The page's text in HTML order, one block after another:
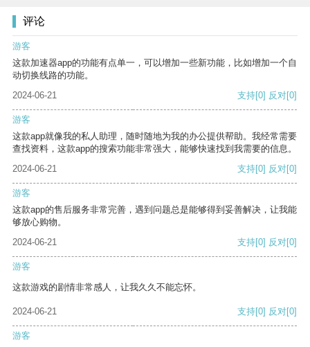
评论
游客
这款加速器app的功能有点单一，可以增加一些新功能，比如增加一个自
动切换线路的功能。
2024-06-21
支持[0] 反对[0]
游客
这款app就像我的私人助理，随时随地为我的办公提供帮助。我经常需要
查找资料，这款app的搜索功能非常强大，能够快速找到我需要的信息。
2024-06-21
支持[0] 反对[0]
游客
这款app的售后服务非常完善，遇到问题总是能够得到妥善解决，让我能
够放心购物。
2024-06-21
支持[0] 反对[0]
游客
这款游戏的剧情非常感人，让我久久不能忘怀。
2024-06-21 支持[0] 反对[0]
游客